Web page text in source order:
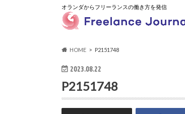
オランダからフリーランスの働き方を発信
HOME P2151748
2023.08.22
P2151748